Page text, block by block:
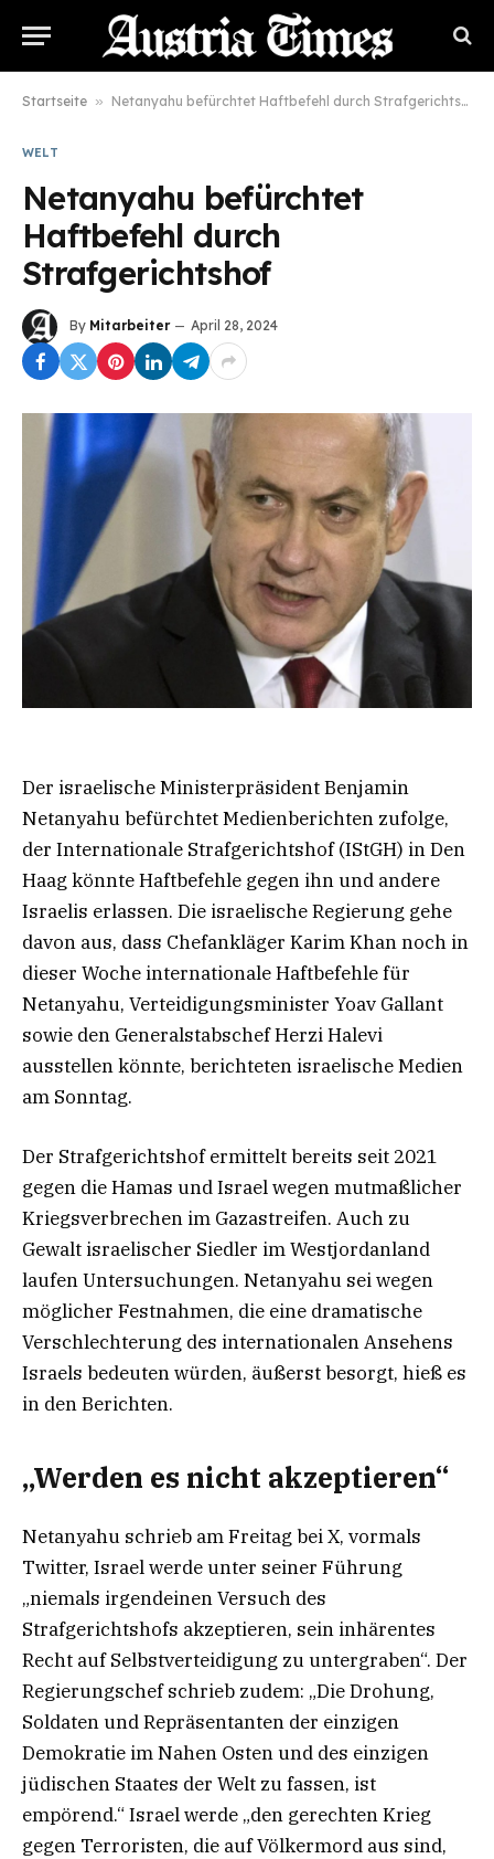
Startseite » Netanyahu befürchtet Haftbefehl durch Strafgerichtshof
WELT
Netanyahu befürchtet
Haftbefehl durch
Strafgerichtshof
By Mitarbeiter April 28, 2024
Der israelische Ministerpräsident Benjamin
Netanyahu befürchtet Medienberichten zufolge,
der Internationale Strafgerichtshof (IStGH) in Den
Haag könnte Haftbefehle gegen ihn und andere
Israelis erlassen. Die israelische Regierung gehe
davon aus, dass Chefankläger Karim Khan noch in
dieser Woche internationale Haftbefehle für
Netanyahu, Verteidigungsminister Yoav Gallant
sowie den Generalstabschef Herzi Halevi
ausstellen könnte, berichteten israelische Medien
am Sonntag.
Der Strafgerichtshof ermittelt bereits seit 2021
gegen die Hamas und Israel wegen mutmaßlicher
Kriegsverbrechen im Gazastreifen. Auch zu
Gewalt israelischer Siedler im Westjordanland
laufen Untersuchungen. Netanyahu sei wegen
möglicher Festnahmen, die eine dramatische
Verschlechterung des internationalen Ansehens
Israels bedeuten würden, äußerst besorgt, hieß es
in den Berichten.
„Werden es nicht akzeptieren“
Netanyahu schrieb am Freitag bei X, vormals
Twitter, Israel werde unter seiner Führung
„niemals irgendeinen Versuch des
Strafgerichtshofs akzeptieren, sein inhärentes
Recht auf Selbstverteidigung zu untergraben“. Der
Regierungschef schrieb zudem: „Die Drohung,
Soldaten und Repräsentanten der einzigen
Demokratie im Nahen Osten und des einzigen
jüdischen Staates der Welt zu fassen, ist
empörend.“ Israel werde „den gerechten Krieg
gegen Terroristen, die auf Völkermord aus sind,